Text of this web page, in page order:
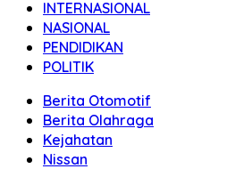
INTERNASIONAL
NASIONAL
PENDIDIKAN
POLITIK
Berita Otomotif
Berita Olahraga
Kejahatan
Nissan